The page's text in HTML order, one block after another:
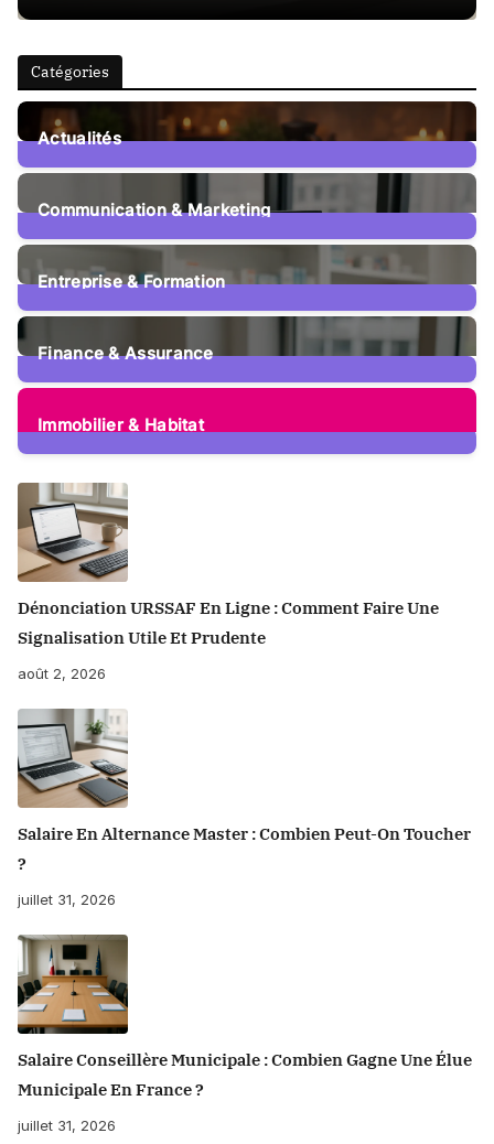
Catégories
Actualités
15Posts
Communication & Marketing
12Posts
Entreprise & Formation
105Posts
Finance & Assurance
73Posts
Immobilier & Habitat
Dénonciation URSSAF En Ligne : Comment Faire Une
Signalisation Utile Et Prudente
août 2, 2026
Salaire En Alternance Master : Combien Peut-On Toucher
?
juillet 31, 2026
Salaire Conseillère Municipale : Combien Gagne Une Élue
Municipale En France ?
juillet 31, 2026